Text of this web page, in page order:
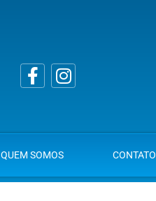
QUEM SOMOS CONTATO